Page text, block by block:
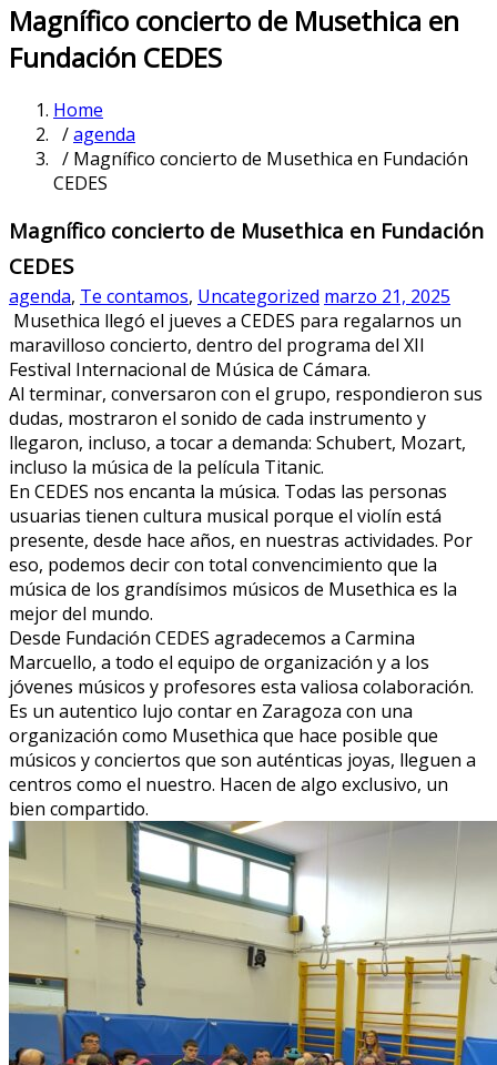
Magnífico concierto de Musethica en
Fundación CEDES
Home
/agenda
/ Magnífico concierto de Musethica en Fundación
CEDES
Magnífico concierto de Musethica en Fundación
CEDES
agenda, Te contamos, Uncategorized marzo 21, 2025
Musethica llegó el jueves a CEDES para regalarnos un
maravilloso concierto, dentro del programa del XII
Festival Internacional de Música de Cámara.
Al terminar, conversaron con el grupo, respondieron sus
dudas, mostraron el sonido de cada instrumento y
llegaron, incluso, a tocar a demanda: Schubert, Mozart,
incluso la música de la película Titanic.
En CEDES nos encanta la música. Todas las personas
usuarias tienen cultura musical porque el violín está
presente, desde hace años, en nuestras actividades. Por
eso, podemos decir con total convencimiento que la
música de los grandísimos músicos de Musethica es la
mejor del mundo.
Desde Fundación CEDES agradecemos a Carmina
Marcuello, a todo el equipo de organización y a los
jóvenes músicos y profesores esta valiosa colaboración.
Es un autentico lujo contar en Zaragoza con una
organización como Musethica que hace posible que
músicos y conciertos que son auténticas joyas, lleguen a
centros como el nuestro. Hacen de algo exclusivo, un
bien compartido.